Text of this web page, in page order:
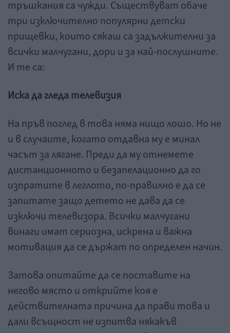
тръшкания са чужди. Съществуват обаче
три изключително популярни детски
прищевки, които сякаш са задължителни за
всички малчугани, дори и за най-послушните.
И те са:
Иска да гледа телевизия
На пръв поглед в това няма нищо лошо. Но не
и в случаите, когато отдавна му е минал
часът за лягане. Преди да му отнемете
дистанционното и безапелационно да го
изпратите в леглото, по-правилно е да се
запитате защо детето не дава да се
изключи телевизора. Всички малчугани
винаги имат сериозна, искрена и важна
мотивация да се държат по определен начин.
Затова опитайте да се поставите на
негово място и открийте коя е
действителната причина да прави това и
дали всъщност не изпитва някакъв